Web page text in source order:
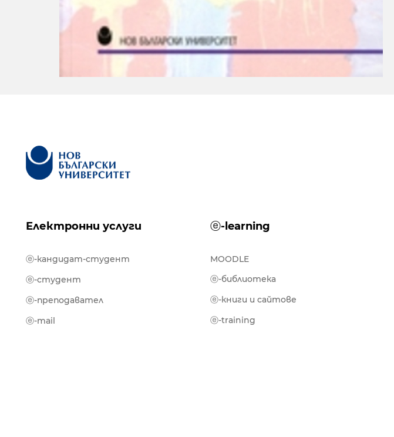
Електронни услуги ⓔ-learning
ⓔ-кандидат-студент
ⓔ-студент
ⓔ-преподавател
ⓔ-mail
MOODLE
ⓔ-библиотека
ⓔ-книги и сайтове
ⓔ-training